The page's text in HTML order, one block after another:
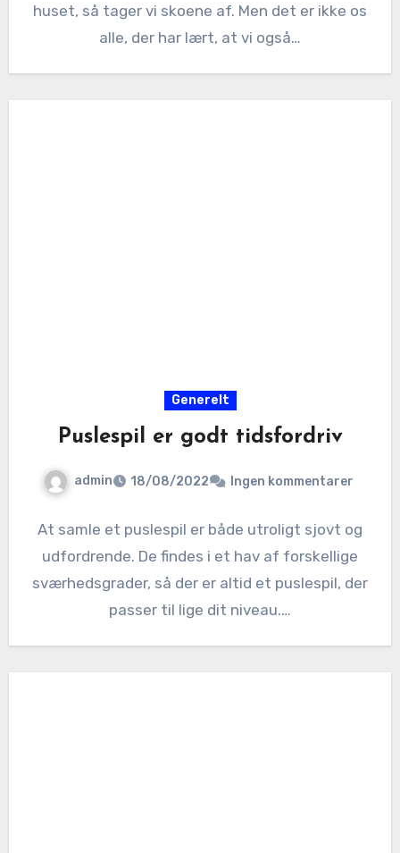
huset, så tager vi skoene af. Men det er ikke os
alle, der har lært, at vi også…
Generelt
Puslespil er godt tidsfordriv
admin 18/08/2022 Ingen kommentarer
At samle et puslespil er både utroligt sjovt og
udfordrende. De findes i et hav af forskellige
sværhedsgrader, så der er altid et puslespil, der
passer til lige dit niveau.…